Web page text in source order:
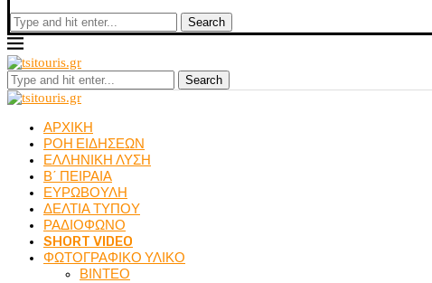
Search
Search
ΑΡΧΙΚΗ
ΡΟΗ ΕΙΔΗΣΕΩΝ
ΕΛΛΗΝΙΚΗ ΛΥΣΗ
Β΄ ΠΕΙΡΑΙΑ
ΕΥΡΩΒΟΥΛΗ
ΔΕΛΤΙΑ ΤΥΠΟΥ
ΡΑΔΙΟΦΩΝΟ
SHORT VIDEO
ΦΩΤΟΓΡΑΦΙΚΟ ΥΛΙΚΟ
ΒΙΝΤΕΟ